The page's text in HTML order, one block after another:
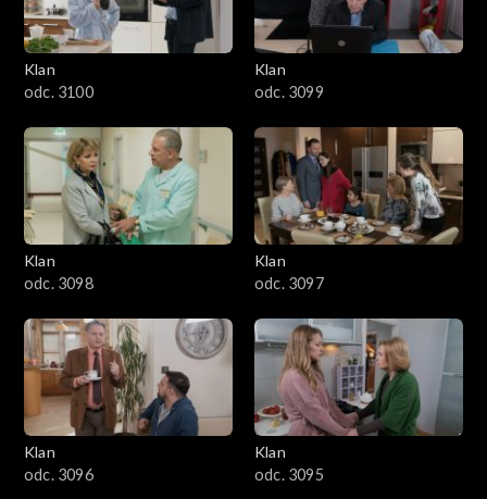
4501–4600
4401–4500
4301–4400
4201–4300
4101–4200
3901–4000
3801–3900
3701–3800
Klan
odc. 3100
Klan
odc. 3099
Klan
odc. 3098
Klan
odc. 3097
Klan
odc. 3096
Klan
odc. 3095